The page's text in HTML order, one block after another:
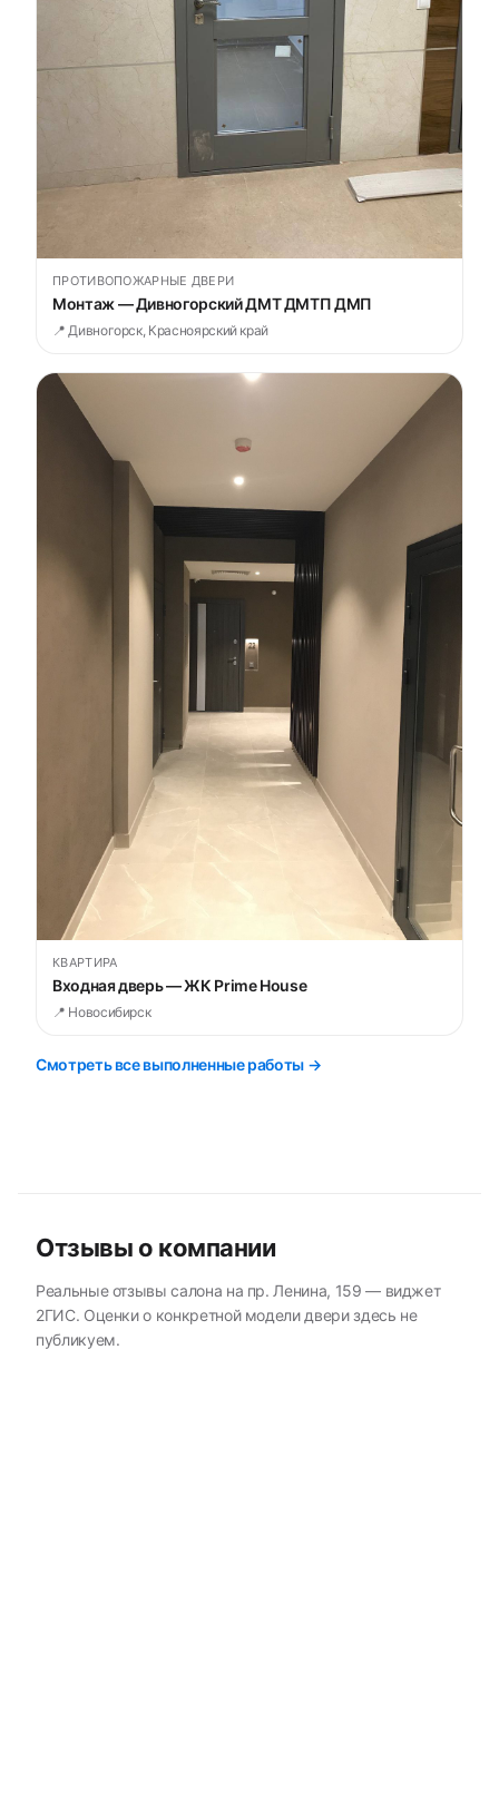
ПРОТИВОПОЖАРНЫЕ ДВЕРИ
Монтаж — Дивногорский ДМТ ДМТП ДМП
📍 Дивногорск, Красноярский край
КВАРТИРА
Входная дверь — ЖК Prime House
📍 Новосибирск
Смотреть все выполненные работы →
Отзывы о компании
Реальные отзывы салона на пр. Ленина, 159 — виджет
2ГИС. Оценки о конкретной модели двери здесь не
публикуем.